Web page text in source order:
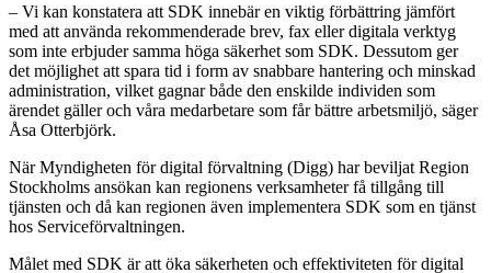
– Vi kan konstatera att SDK innebär en viktig förbättring jämfört
med att använda rekommenderade brev, fax eller digitala verktyg
som inte erbjuder samma höga säkerhet som SDK. Dessutom ger
det möjlighet att spara tid i form av snabbare hantering och minskad
administration, vilket gagnar både den enskilde individen som
ärendet gäller och våra medarbetare som får bättre arbetsmiljö, säger
Åsa Otterbjörk.
När Myndigheten för digital förvaltning (Digg) har beviljat Region
Stockholms ansökan kan regionens verksamheter få tillgång till
tjänsten och då kan regionen även implementera SDK som en tjänst
hos Serviceförvaltningen.
Målet med SDK är att öka säkerheten och effektiviteten för digital